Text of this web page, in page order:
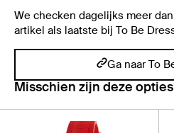
We checken dagelijks meer
artikel als laatste bij To Be
Ga naar To
Misschien zijn deze